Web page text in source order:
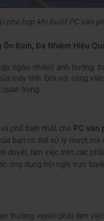
phù hợp khi build PC văn
Ổn Định, Đa Nhiệm Hiệu
ngẫu nhiên) ảnh hưởng
máy tính. Đối với công
trọng.
phổ biến nhất cho PC văn
bạn có thể xử lý mượt mà
duyệt, làm việc trên các
ứng dụng hội nghị trực
thường xuyên phải làm